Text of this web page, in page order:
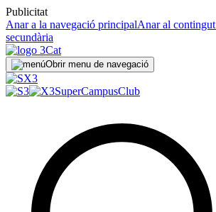
Publicitat
Anar a la navegació principalAnar al contingut
secundària
Obrir menu de navegació
SuperCampusClub